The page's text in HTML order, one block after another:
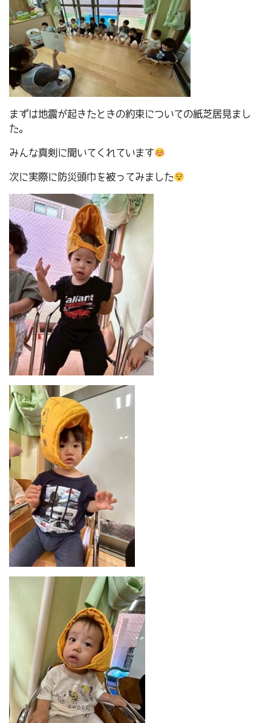
まずは地震が起きたときの約束についての紙芝居見まし
た。
みんな真剣に聞いてくれています
次に実際に防災頭巾を被ってみました